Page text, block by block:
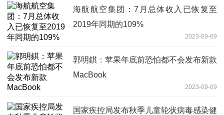
海航航空集团：7月总体收入已恢复至
2019年同期的109%
2023-09-09
郭明錤：苹果年底前恐怕都不会发布新款
MacBook
2023-09-09
国家疾控局发布秋季儿童轮状病毒感染健